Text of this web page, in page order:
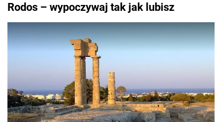
Rodos – wypoczywaj tak jak lubisz